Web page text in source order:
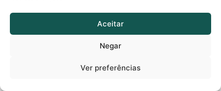
Aceitar
Negar
Ver preferências
Nome